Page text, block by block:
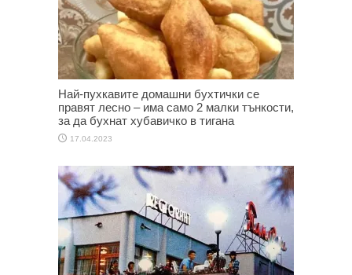
Най-пухкавите домашни бухтички се
правят лесно – има само 2 малки тънкости,
за да бухнат хубавичко в тигана
17.04.2023